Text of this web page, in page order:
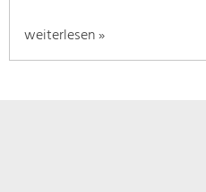
schon
weiterlesen »